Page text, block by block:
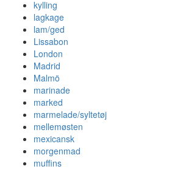
kylling
lagkage
lam/ged
Lissabon
London
Madrid
Malmö
marinade
marked
marmelade/syltetøj
mellemøsten
mexicansk
morgenmad
muffins